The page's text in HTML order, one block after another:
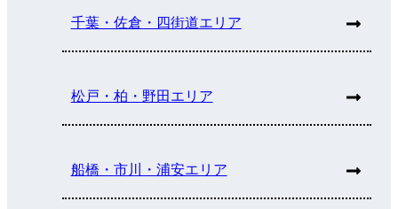
千葉・佐倉・四街道エリア
松戸・柏・野田エリア
船橋・市川・浦安エリア